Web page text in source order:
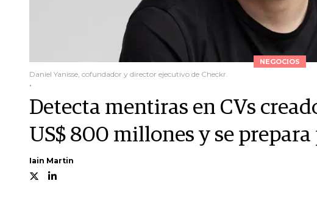
NEGOCIOS
Daniel Yanisse, cofundador y director ejecutivo de Checkr.
.
Detecta mentiras en CVs
US$ 800 millones y se prepara
Iain Martin